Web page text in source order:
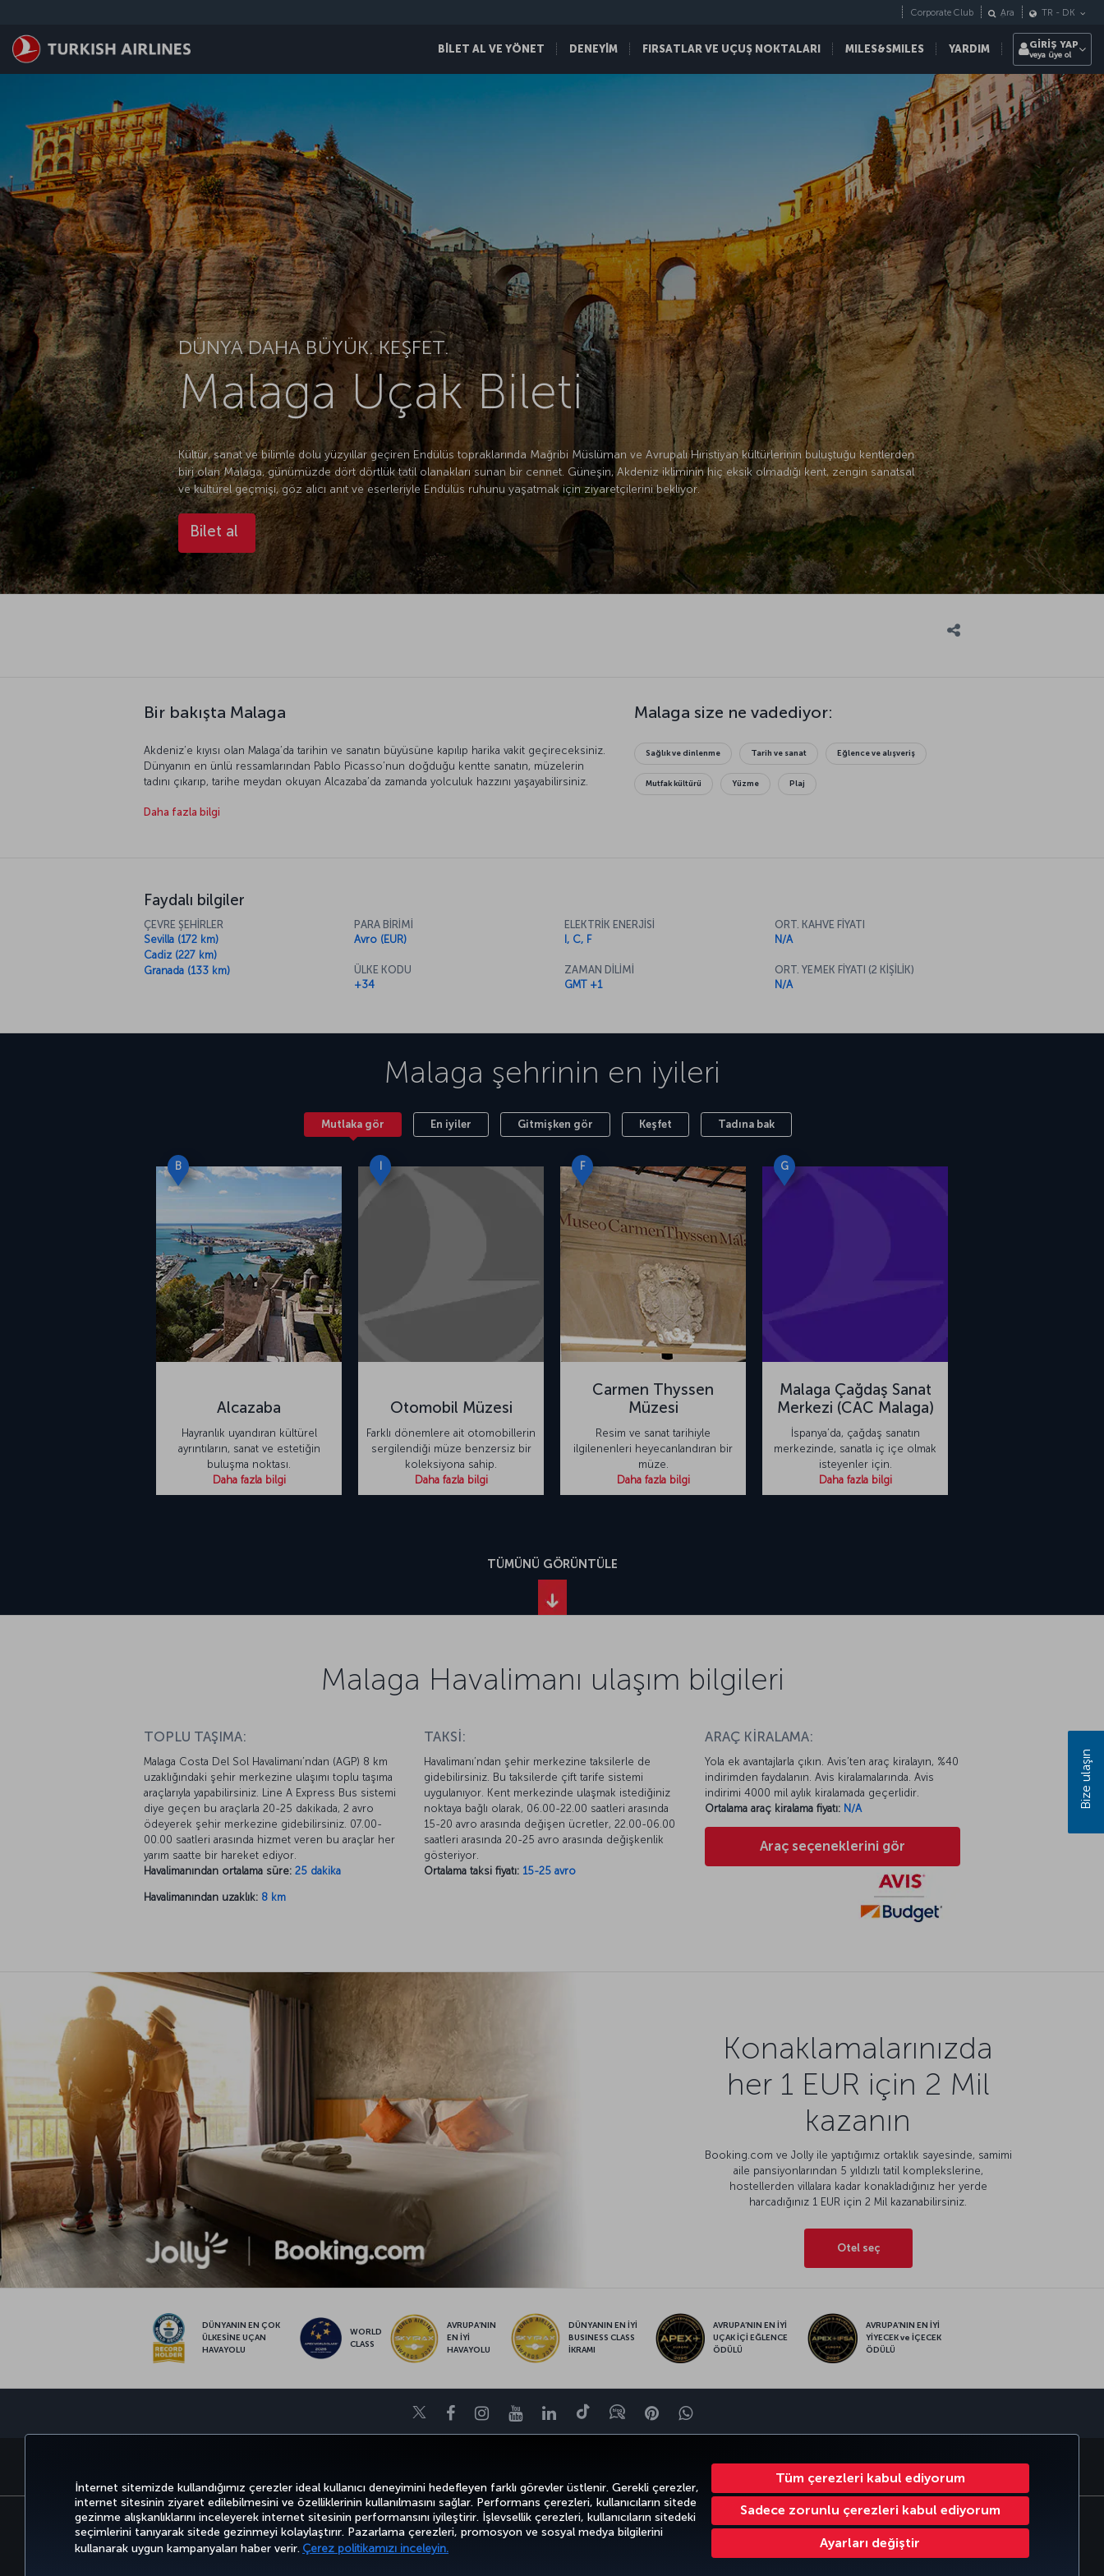
İnternet sitemizde kullandığımız çerezler ideal kullanıcı deneyimini hedefleyen farklı görevler üstlenir. Gerekli çerezler,
internet sitesinin ziyaret edilebilmesini ve özelliklerinin kullanılmasını sağlar. Performans çerezleri, kullanıcıların sitede
gezinme alışkanlıklarını inceleyerek internet sitesinin performansını iyileştirir. İşlevsellik çerezleri, kullanıcıların sitedeki
seçimlerini tanıyarak sitede gezinmeyi kolaylaştırır. Pazarlama çerezleri, promosyon ve sosyal medya bilgilerini
kullanarak uygun kampanyaları haber verir. Çerez politikamızı inceleyin.
Tüm çerezleri kabul ediyorum
Sadece zorunlu çerezleri kabul ediyorum
Ayarları değiştir
BİLET AL VE YÖNET DENEYİM FIRSATLAR VE UÇUŞ NOKTALARI MILES&SMILES YARDIM
Corporate Club Ara TR - DK
GİRİŞ YAP
veya üye ol
DÜNYA DAHA BÜYÜK. KEŞFET.
Malaga Uçak Bileti
Kültür, sanat ve bilimle dolu yüzyıllar geçiren Endülüs topraklarında Mağribi Müslüman ve Avrupalı Hıristiyan kültürlerinin buluştuğu kentlerden
biri olan Malaga, günümüzde dört dörtlük tatil olanakları sunan bir cennet. Güneşin, Akdeniz ikliminin hiç eksik olmadığı kent, zengin sanatsal
ve kültürel geçmişi, göz alıcı anıt ve eserleriyle Endülüs ruhunu yaşatmak için ziyaretçilerini bekliyor.
Bilet al
Bir bakışta Malaga
Akdeniz’e kıyısı olan Malaga’da tarihin ve sanatın büyüsüne kapılıp harika vakit geçireceksiniz.
Dünyanın en ünlü ressamlarından Pablo Picasso’nun doğduğu kentte sanatın, müzelerin
tadını çıkarıp, tarihe meydan okuyan Alcazaba’da zamanda yolculuk hazzını yaşayabilirsiniz.
yandan da kentin doğal yaşam alanlarında, botanik bahçelerinde yapacağınız gezileri
yemek kültürünü tanımak için bir şans verin. Kesinlikle pişman olmayacaksınız.
Daha fazla bilgi
Malaga size ne vadediyor:
Sağlık ve dinlenme Tarih ve sanat Eğlence ve alışveriş
Mutfak kültürü Yüzme Plaj
Faydalı bilgiler
ÇEVRE ŞEHİRLER
Sevilla (172 km)
Cadiz (227 km)
Granada (133 km)
PARA BİRİMİ
Avro (EUR)
ÜLKE KODU
+34
ELEKTRİK ENERJİSİ
I, C, F
ZAMAN DİLİMİ
GMT +1
ORT. KAHVE FİYATI
N/A
ORT. YEMEK FİYATI (2 KİŞİLİK)
N/A
Malaga şehrinin en iyileri
Mutlaka gör En iyiler Gitmişken gör Keşfet Tadına bak
B
Alcazaba
Hayranlık uyandıran kültürel
ayrıntıların, sanat ve estetiğin
buluşma noktası.
Daha fazla bilgi
Otomobil Müzesi
Farklı dönemlere ait otomobillerin
sergilendiği müze benzersiz bir
koleksiyona sahip.
Daha fazla bilgi
F
Carmen Thyssen
Müzesi
Resim ve sanat tarihiyle
ilgilenenleri heyecanlandıran bir
müze.
Daha fazla bilgi
G
Malaga Çağdaş Sanat
Merkezi (CAC Malaga)
İspanya’da, çağdaş sanatın
merkezinde, sanatla iç içe olmak
isteyenler için.
Daha fazla bilgi
TÜMÜNÜ GÖRÜNTÜLE
Malaga Havalimanı ulaşım bilgileri
TOPLU TAŞIMA:
Malaga Costa Del Sol Havalimanı’ndan (AGP) 8 km
uzaklığındaki şehir merkezine ulaşımı toplu taşıma
araçlarıyla yapabilirsiniz. Line A Express Bus sistemi
diye geçen bu araçlarla 20-25 dakikada, 2 avro
ödeyerek şehir merkezine gidebilirsiniz. 07.00-
00.00 saatleri arasında hizmet veren bu araçlar her
yarım saatte bir hareket ediyor.
Havalimanından ortalama süre: 25 dakika
Havalimanından uzaklık: 8 km
TAKSİ:
Havalimanı’ndan şehir merkezine taksilerle de
gidebilirsiniz. Bu taksilerde çift tarife sistemi
uygulanıyor. Kent merkezinde ulaşmak istediğiniz
noktaya bağlı olarak, 06.00-22.00 saatleri arasında
15-20 avro arasında değişen ücretler, 22.00-06.00
saatleri arasında 20-25 avro arasında değişkenlik
gösteriyor.
Ortalama taksi fiyatı: 15-25 avro
ARAÇ KİRALAMA:
Yola ek avantajlarla çıkın. Avis’ten araç kiralayın, %40
indirimden faydalanın. Avis kiralamalarında. Avis
indirimi 4000 mil aylık kiralamada geçerlidir.
Ortalama araç kiralama fiyatı: N/A
Araç seçeneklerini gör
Konaklamalarınızda
her 1 EUR için 2 Mil
kazanın
Booking.com ve Jolly ile yaptığımız ortaklık sayesinde, samimi
aile pansiyonlarından 5 yıldızlı tatil komplekslerine,
hostellerden villalara kadar konakladığınız her yerde
harcadığınız 1 EUR için 2 Mil kazanabilirsiniz.
Otel seç
DÜNYANIN EN ÇOK
ÜLKESİNE UÇAN
HAVAYOLU
WORLD
CLASS
AVRUPA’NIN
EN İYİ
HAVAYOLU
DÜNYANIN EN İYİ
BUSINESS CLASS
İKRAMI
AVRUPA’NIN EN İYİ
UÇAK İÇİ EĞLENCE
ÖDÜLÜ
AVRUPA’NIN EN İYİ
YİYECEK ve İÇECEK
ÖDÜLÜ
TwitterFacebookInstagram
YoutubeLinkedIn
TiktokBlogPinterestWhatsapp
CORPORATE CLUB TÜRK HAVA YOLLARI
Bilgi Toplumu Hizmetleri Erişilebilirlik Gizlilik ve Çerez Politikası Yasal Uyarı Yolcu Hakları
Türk Hava Yolları A.O. Her hakkı saklıdır. © 1996 - 2026
Bize ulaşın